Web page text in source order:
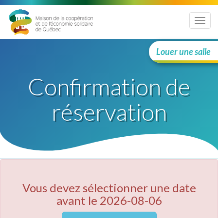
Menu
Louer une salle
Confirmation de
réservation
Vous devez sélectionner une date
avant le 2026-08-06